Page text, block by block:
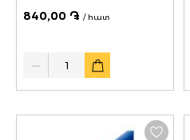
840,00 ֏ / հատ
Quantity